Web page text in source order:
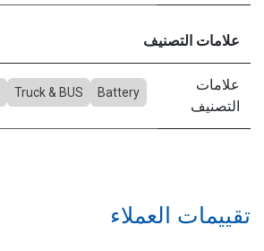
علامات التصنيف
علامات
التصنيف
Battery
Truck & BUS
تقييمات العملاء